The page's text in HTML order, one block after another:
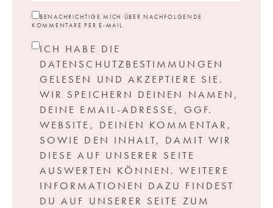
BENACHRICHTIGE MICH ÜBER NACHFOLGENDE
KOMMENTARE PER E-MAIL.
ICH HABE DIE
DATENSCHUTZBESTIMMUNGEN
GELESEN UND AKZEPTIERE SIE.
WIR SPEICHERN DEINEN NAMEN,
DEINE EMAIL-ADRESSE, GGF.
WEBSITE, DEINEN KOMMENTAR,
SOWIE DEN INHALT, DAMIT WIR
DIESE AUF UNSERER SEITE
AUSWERTEN KÖNNEN. WEITERE
INFORMATIONEN DAZU FINDEST
DU AUF UNSERER SEITE ZUM